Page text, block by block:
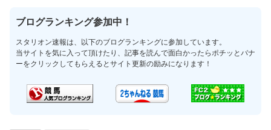
ブログランキング参加中！
スタリオン速報は、以下のブログランキングに参加しています。
当サイトを気に入って頂けたり、記事を読んで面白かったらポチッとバナ
ーをクリックしてもらえるとサイト更新の励みになります！